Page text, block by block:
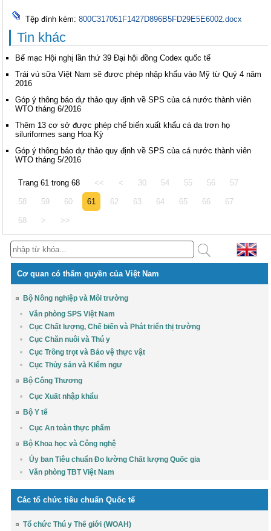
Tệp đính kèm: 800C317051F1427D896B5FD29E5E6002.docx
Tin khác
Bế mạc Hội nghị lần thứ 39 Đại hội đồng Codex quốc tế
Trái vú sữa Việt Nam sẽ được phép nhập khẩu vào Mỹ từ Quý 4 năm
2016
Góp ý thông báo dự thảo quy định về SPS của cá nước thành viên
WTO tháng 6/2016
Thêm 13 cơ sở được phép chế biến xuất khẩu cá da trơn họ
siluriformes sang Hoa Kỳ
Góp ý thông báo dự thảo quy định về SPS của cá nước thành viên
WTO tháng 5/2016
Trang 61 trong 68 << < 30 54 55 56 57
58 59 60 61 62 63 64 65 66 67
68 > >>
Cơ quan có thẩm quyền của Việt Nam
Bộ Nông nghiệp và Môi trường
Văn phòng SPS Việt Nam
Cục Chất lượng, Chế biến và Phát triển thị trường
Cục Chăn nuôi và Thú y
Cục Trồng trọt và Bảo vệ thực vật
Cục Thủy sản và Kiểm ngư
Bộ Công Thương
Cục Xuất nhập khẩu
Bộ Y tế
Cục An toàn thực phẩm
Bộ Khoa học và Công nghệ
Ủy ban Tiêu chuẩn Đo lường Chất lượng Quốc gia
Văn phòng TBT Việt Nam
Các tổ chức tiêu chuẩn Quốc tế
Tổ chức Thú y Thế giới (WOAH)